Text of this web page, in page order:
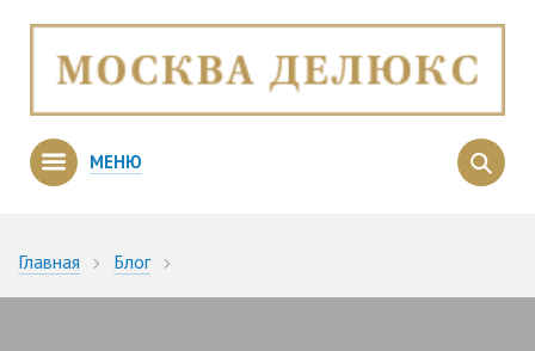
МЕНЮ
Главная Блог